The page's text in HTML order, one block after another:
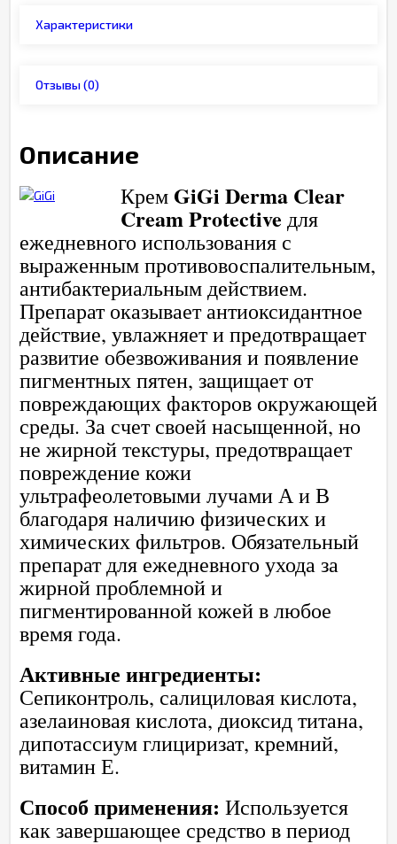
Характеристики
Отзывы(0)
Описание
Крем GiGi Derma Clear
Cream Protective для
ежедневного использования с
выраженным противовоспалительным,
антибактериальным действием.
Препарат оказывает антиоксидантное
действие, увлажняет и предотвращает
развитие обезвоживания и появление
пигментных пятен, защищает от
повреждающих факторов окружающей
среды. За счет своей насыщенной, но
не жирной текстуры, предотвращает
повреждение кожи
ультрафеолетовыми лучами А и В
благодаря наличию физических и
химических фильтров. Обязательный
препарат для ежедневного ухода за
жирной проблемной и
пигментированной кожей в любое
время года.
Активные ингредиенты:
Сепиконтроль, салициловая кислота,
азелаиновая кислота, диоксид титана,
дипотассиум глициризат, кремний,
витамин Е.
Способ применения: Используется
как завершающее средство в период